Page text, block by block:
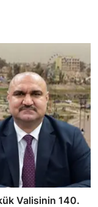
Valisinin 140.